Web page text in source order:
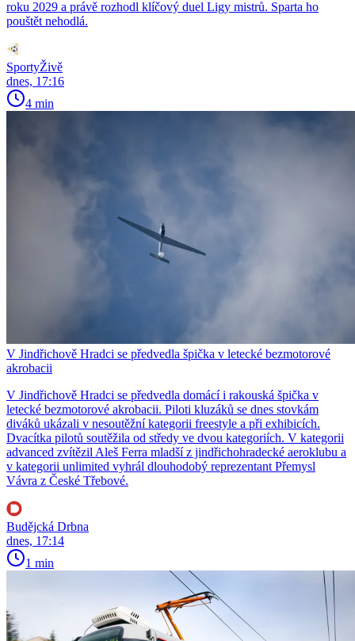
roku 2029 a právě rozhodl klíčový duel Ligy mistrů. Sparta ho
pouštět nehodlá.
SportyŽivě
dnes, 17:16
4 min
V Jindřichově Hradci se předvedla špička v letecké bezmotorové
akrobacii
V Jindřichově Hradci se předvedla domácí i rakouská špička v
letecké bezmotorové akrobacii. Piloti kluzáků se dnes stovkám
diváků ukázali v nesoutěžní kategorii freestyle a při exhibicích.
Dvacítka pilotů soutěžila od středy ve dvou kategoriích. V kategorii
advanced zvítězil Aleš Ferra mladší z jindřichohradecké aeroklubu a
v kategorii unlimited vyhrál dlouhodobý reprezentant Přemysl
Vávra z České Třebové.
Budějcká Drbna
dnes, 17:14
1 min